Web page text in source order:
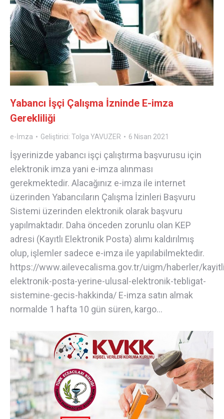
Yabancı İşçi Çalışma İzninde E-imza
Gerekliliği
e-İmza Geliştirici: Tolga YAVUZER 6 Nisan 2021
İşyerinizde yabancı işçi çalıştırma başvurusu için
elektronik imza yani e-imza alınması
gerekmektedir. Alacağınız e-imza ile internet
üzerinden Yabancıların Çalışma İzinleri Başvuru
Sistemi üzerinden elektronik olarak başvuru
yapılmaktadır. Daha önceden zorunlu olan KEP
adresi (Kayıtlı Elektronik Posta) alımı kaldırılmış
olup, işlemler sadece e-imza ile yapılabilmektedir.
https://www.ailevecalisma.gov.tr/uigm/haberler/
elektronik-posta-yerine-ulusal-elektronik-tebligat-
sistemine-gecis-hakkinda/ E-imza satın almak
normalde 1 hafta 10 gün süren, kargo…